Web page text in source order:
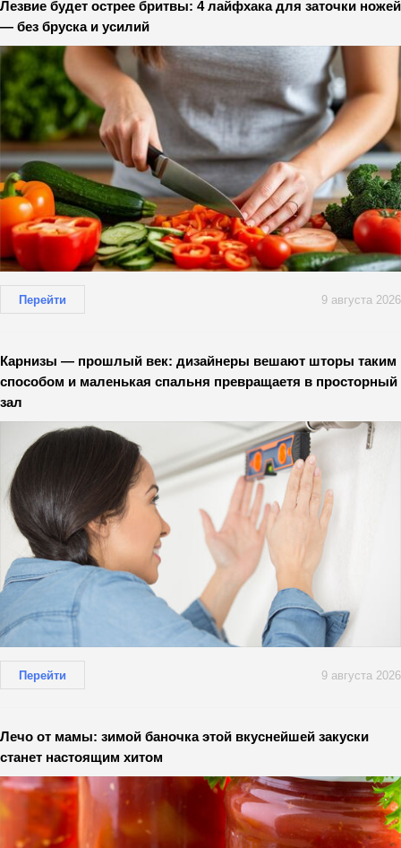
Лезвие будет острее бритвы: 4 лайфхака для заточки ножей
— без бруска и усилий
Перейти 9 августа 2026
Карнизы — прошлый век: дизайнеры вешают шторы таким
способом и маленькая спальня превращаетя в просторный
зал
Перейти 9 августа 2026
Лечо от мамы: зимой баночка этой вкуснейшей закуски
станет настоящим хитом